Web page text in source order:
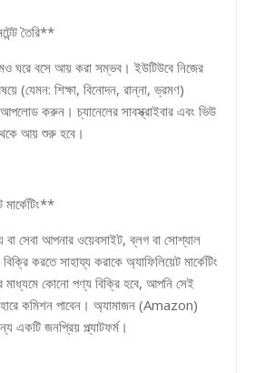
তৈরি**
ঘরে বসে আয় করা সম্ভব। ইউটিউবে নিজের
(যেমন: শিক্ষা, বিনোদন, রান্না, ভ্রমণ)
করুন। চ্যানেলের সাবস্ক্রাইবার এবং ভিউ
আয় শুরু হবে।
সেবা আপনার ওয়েবসাইট, ব্লগ বা সোশ্যাল
করতে সাহায্য করাকে অ্যাফিলিয়েট মার্কেটিং
মাধ্যমে কোনো পণ্য বিক্রি হবে, আপনি সেই
হারে কমিশন পাবেন। অ্যামাজন (Amazon)
একটি জনপ্রিয় প্ল্যাটফর্ম।